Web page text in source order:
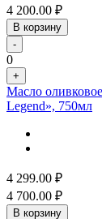
4 200.00 ₽
В корзину
-
0
+
Масло
Legend», 750мл
4 299.00 ₽
4 700.00 ₽
В корзину